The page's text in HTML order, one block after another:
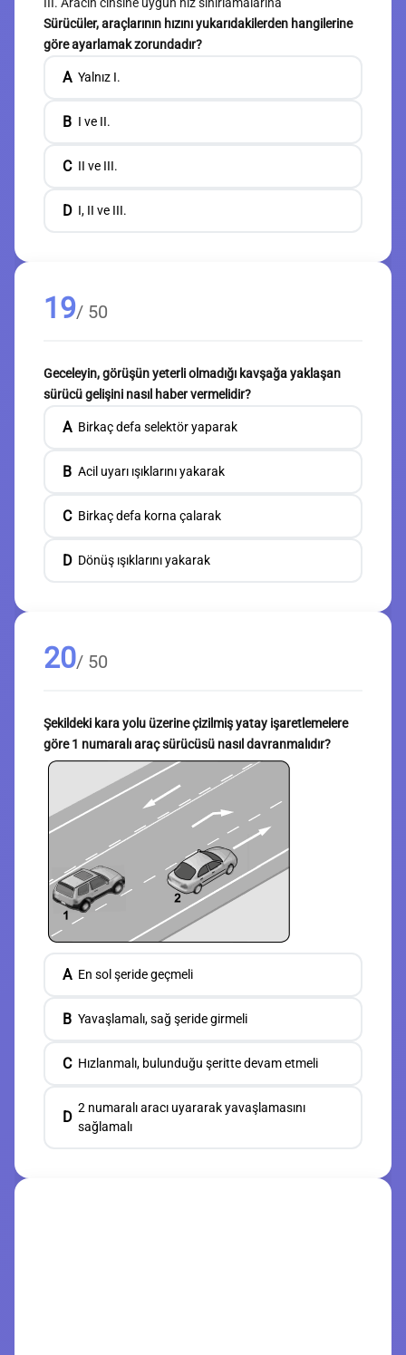
III. Aracın cinsine uygun hız sınırlamalarına
Sürücüler, araçlarının hızını yukarıdakilerden hangilerine
göre ayarlamak zorundadır?
A Yalnız I.
B I ve II.
C II ve III.
D I, II ve III.
19/ 50
Geceleyin, görüşün yeterli olmadığı kavşağa yaklaşan
sürücü gelişini nasıl haber vermelidir?
A Birkaç defa selektör yaparak
B Acil uyarı ışıklarını yakarak
C Birkaç defa korna çalarak
D Dönüş ışıklarını yakarak
20/ 50
Şekildeki kara yolu üzerine çizilmiş yatay işaretlemelere
göre 1 numaralı araç sürücüsü nasıl davranmalıdır?
A En sol şeride geçmeli
B Yavaşlamalı, sağ şeride girmeli
C Hızlanmalı, bulunduğu şeritte devam etmeli
D
2 numaralı aracı uyararak yavaşlamasını
sağlamalı